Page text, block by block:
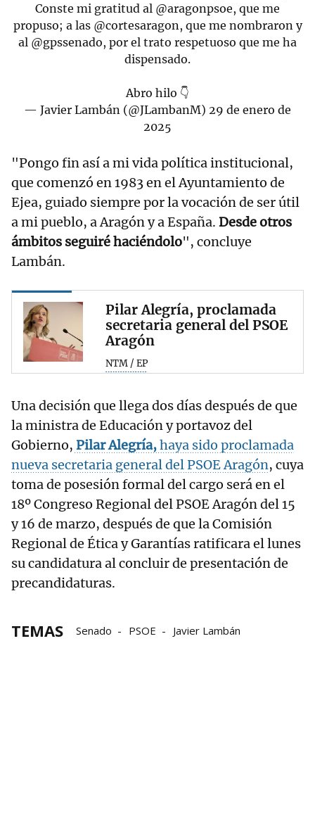
Conste mi gratitud al @aragonpsoe, que me
propuso; a las @cortesaragon, que me nombraron y
al @gpssenado, por el trato respetuoso que me ha
dispensado.
Abro hilo 👇
— Javier Lambán (@JLambanM) 29 de enero de
2025
"Pongo fin así a mi vida política institucional,
que comenzó en 1983 en el Ayuntamiento de
Ejea, guiado siempre por la vocación de ser útil
a mi pueblo, a Aragón y a España. Desde otros
ámbitos seguiré haciéndolo", concluye
Lambán.
Pilar Alegría, proclamada
secretaria general del PSOE
Aragón
NTM / EP
Una decisión que llega dos días después de que
la ministra de Educación y portavoz del
Gobierno, Pilar Alegría,haya sido proclamada
nueva secretaria general del PSOE Aragón, cuya
toma de posesión formal del cargo será en el
18º Congreso Regional del PSOE Aragón del 15
y 16 de marzo, después de que la Comisión
Regional de Ética y Garantías ratificara el lunes
su candidatura al concluir de presentación de
precandidaturas.
TEMAS Senado PSOE Javier Lambán